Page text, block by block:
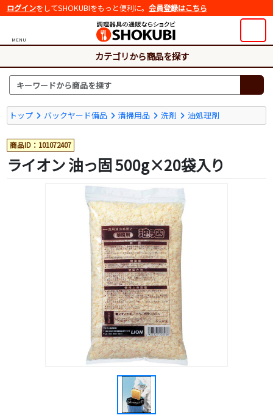
ログインをしてSHOKUBIをもっと便利に。 会員登録はこちら
MENU
カテゴリから商品を探す
トップ バックヤード備品 清掃用品 洗剤 油処理剤
商品ID：101072407
ライオン 油っ固 500g×20袋入り